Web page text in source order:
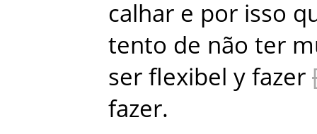
calhar e por isso
tento de não ter
ser flexibel y fazer
fazer.